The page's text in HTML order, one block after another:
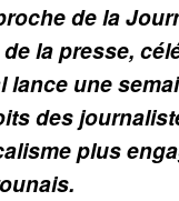
de la
la presse,
lance une
des
plus